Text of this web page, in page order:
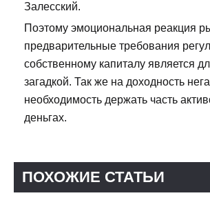
Залесский.
Поэтому эмоциональная реакция
предварительные требования
собственному капиталу является
загадкой. Так же на доходность
необходимость держать часть
деньгах.
ПОХОЖИЕ СТАТЬИ